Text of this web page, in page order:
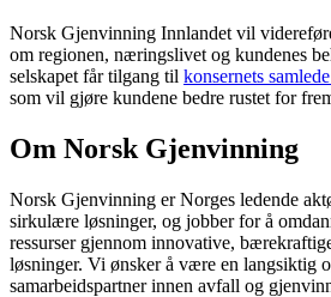
Norsk Gjenvinning Innlandet vil
om regionen, næringslivet og kundenes
selskapet får tilgang til konsernets
som vil gjøre kundene bedre rustet for
Om Norsk Gjenvinning
Norsk Gjenvinning er Norges ledende
sirkulære løsninger, og jobber for å
ressurser gjennom innovative,
løsninger. Vi ønsker å være en langsiktig
samarbeidspartner innen avfall og